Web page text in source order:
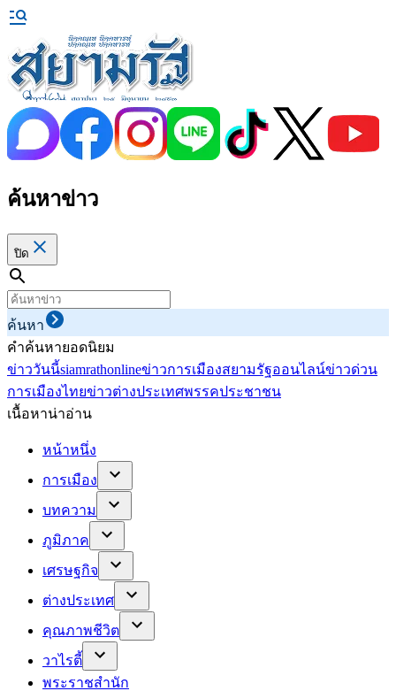
ค้นหาข่าว
ปิด
ค้นหา
คำค้นหายอดนิยม
ข่าววันนี้siamrathonlineข่าวการเมืองสยามรัฐออนไลน์ข่าวด่วน
การเมืองไทยข่าวต่างประเทศพรรคประชาชน
เนื้อหาน่าอ่าน
หน้าหนึ่ง
การเมือง
บทความ
ภูมิภาค
เศรษฐกิจ
ต่างประเทศ
คุณภาพชีวิต
วาไรตี้
พระราชสำนัก